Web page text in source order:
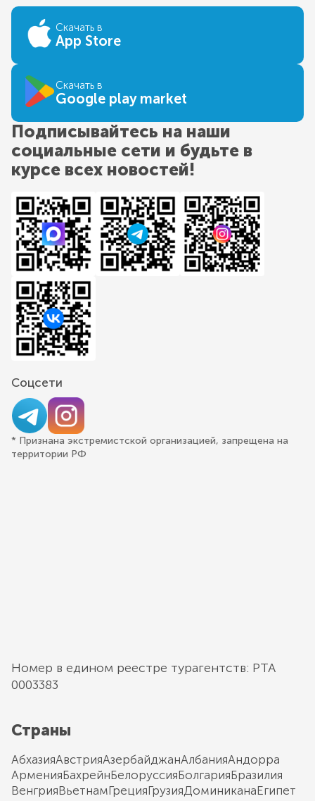
Скачать в
App Store
Скачать в
Google play market
Подписывайтесь на наши
социальные сети и будьте в
курсе всех новостей!
Соцсети
* Признана экстремистской организацией, запрещена на
территории РФ
Номер в едином реестре турагентств: РТА
0003383
Страны
АбхазияАвстрияАзербайджанАлбанияАндорра
АрменияБахрейнБелоруссияБолгарияБразилия
ВенгрияВьетнамГрецияГрузияДоминиканаЕгипет